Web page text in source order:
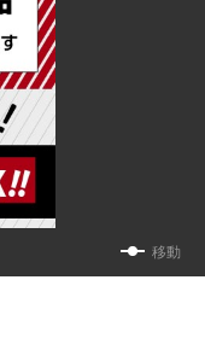
移動